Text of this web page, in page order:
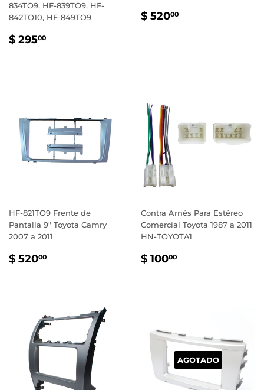
834TO9, HF-839TO9, HF-
842TO10, HF-849TO9
PRECIO
$ 29500
PRECIO
$ 52000
HF-821TO9 Frente de
Pantalla 9" Toyota Camry
2007 a 2011
PRECIO
$ 52000
Contra Arnés Para Estéreo
Comercial Toyota 1987 a 2011
HN-TOYOTA1
PRECIO
$ 10000
AGOTADO